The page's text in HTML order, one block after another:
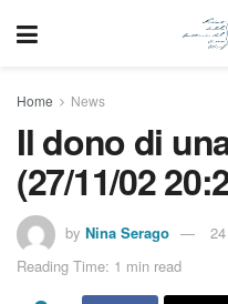
Home News
Il dono di
(27/11/02
by Nina Serago
Reading Time: 1 min read